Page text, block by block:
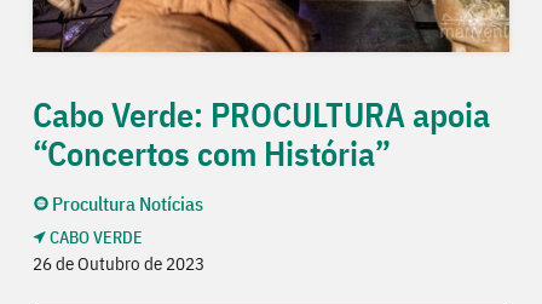
Cabo Verde: PROCULTURA apoia
“Concertos com História”
Procultura Notícias
CABO VERDE
26 de Outubro de 2023